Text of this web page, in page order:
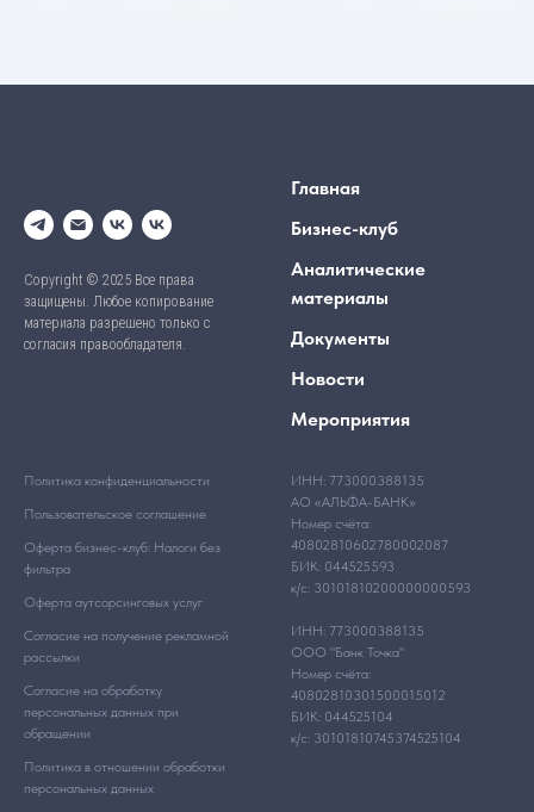
Copyright © 2025 Все права
защищены. Любое копирование
материала разрешено только с
согласия правообладателя.
Главная
Бизнес-клуб
Аналитические
материалы
Документы
Новости
Мероприятия
Политика конфиденциальности
Пользовательское соглашение
Оферта бизнес-клуб: Налоги без
фильтра
Оферта аутсорсинговых услуг
Согласие на получение рекламной
рассылки
Согласие на обработку
персональных данных при
обращении
Политика в отношении обработки
персональных данных
ИНН: 773000388135
АО «АЛЬФА-БАНК»
Номер счёта:
40802810602780002087
БИК: 044525593
к/с: 30101810200000000593
ИНН: 773000388135
ООО "Банк Точка"
Номер счёта:
40802810301500015012
БИК: 044525104
к/с: 30101810745374525104